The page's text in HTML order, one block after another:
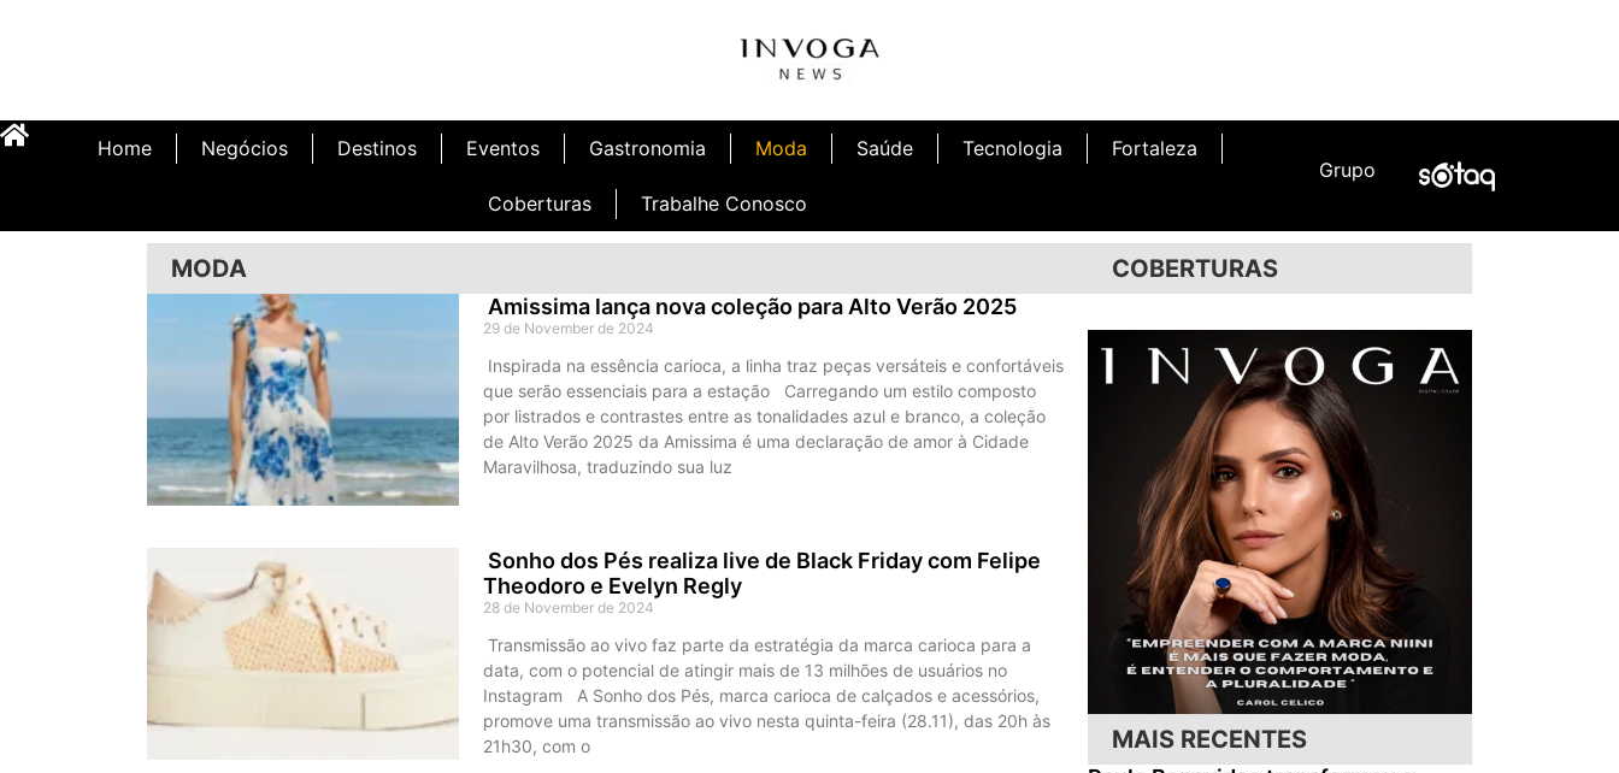
Home Negócios Destinos Eventos Gastronomia Moda Saúde Tecnologia Fortaleza
Coberturas Trabalhe Conosco
Grupo
MODA
Amissima lança nova coleção para Alto Verão 2025
29 de November de 2024
Inspirada na essência carioca, a linha traz peças versáteis e confortáveis
que serão essenciais para a estação Carregando um estilo composto
por listrados e contrastes entre as tonalidades azul e branco, a coleção
de Alto Verão 2025 da Amissima é uma declaração de amor à Cidade
Maravilhosa, traduzindo sua luz
Sonho dos Pés realiza live de Black Friday com Felipe
Theodoro e Evelyn Regly
28 de November de 2024
Transmissão ao vivo faz parte da estratégia da marca carioca para a
data, com o potencial de atingir mais de 13 milhões de usuários no
Instagram A Sonho dos Pés, marca carioca de calçados e acessórios,
promove uma transmissão ao vivo nesta quinta-feira (28.11), das 20h às
21h30, com o
COBERTURAS
MAIS RECENTES